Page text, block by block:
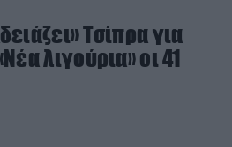
Τσίπρα για
λιγούρια» οι 41